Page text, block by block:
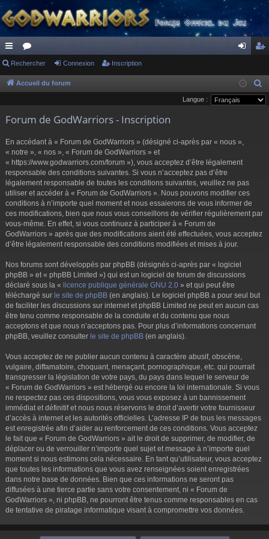
ac
co
ci
or
u
s
ne cri
pti
Rechercher Connexion Inscription
Accueil du forum
e
Langue :
Forum de GodWarriors - Inscription
En accédant à « Forum de GodWarriors » (désigné ci-après par « nous »,
« notre », « nos », « Forum de GodWarriors » et
« https://www.godwarriors.com/forum »), vous acceptez d’être légalement
responsable des conditions suivantes. Si vous n’acceptez pas d’être
légalement responsable de toutes les conditions suivantes, veuillez ne pas
utiliser et accéder à « Forum de GodWarriors ». Nous pouvons modifier ces
conditions à n’importe quel moment et nous essaierons de vous informer de
ces modifications, bien que nous vous conseillons de vérifier régulièrement par
vous-même. En effet, si vous continuez à participer à « Forum de
GodWarriors » après que des modifications aient été effectuées, vous acceptez
d’être légalement responsable des conditions modifiées et mises à jour.
Nos forums sont développés par phpBB (désignés ci-après par « logiciel
phpBB » et « phpBB Limited ») qui est un logiciel de forum de discussions
déclaré sous la « licence publique générale GNU 2.0 » et qui peut être
téléchargé sur le site de phpBB (en anglais). Le logiciel phpBB a pour seul but
de faciliter les discussions sur internet et phpBB Limited ne peut en aucun cas
être tenu comme responsable de la conduite et du contenu que nous
acceptons et que nous n’acceptons pas. Pour plus d’informations concernant
phpBB, veuillez consulter le site de phpBB (en anglais).
Vous acceptez de ne publier aucun contenu à caractère abusif, obscène,
vulgaire, diffamatoire, choquant, menaçant, pornographique, etc. qui pourrait
transgresser la législation de votre pays, du pays dans lequel le serveur de
« Forum de GodWarriors » est hébergé ou encore la loi internationale. Si vous
ne respectez pas ces dispositions, vous vous exposez à un bannissement
immédiat et définitif et nous nous réservons le droit d’avertir votre fournisseur
d’accès à internet et les autorités officielles. L’adresse IP de tous les messages
est enregistrée afin d’aider au renforcement de ces conditions. Vous acceptez
le fait que « Forum de GodWarriors » ait le droit de supprimer, de modifier, de
déplacer ou de verrouiller n’importe quel sujet et message à n’importe quel
moment si nous estimons cela nécessaire. En tant qu’utilisateur, vous acceptez
que toutes les informations que vous avez renseignées soient enregistrées
dans notre base de données. Bien que ces informations ne seront pas
diffusées à une tierce partie sans votre consentement, ni « Forum de
GodWarriors », ni phpBB, ne pourront être tenus comme responsables en cas
de tentative de piratage informatique visant à compromettre vos données.